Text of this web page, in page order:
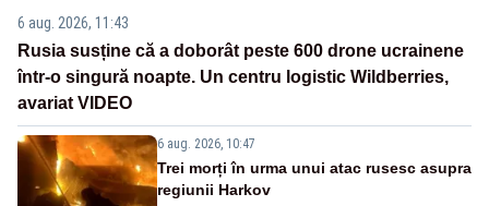
6 aug. 2026, 11:43
Rusia susține că a doborât peste 600 drone ucrainene
într-o singură noapte. Un centru logistic Wildberries,
avariat VIDEO
6 aug. 2026, 10:47
Trei morți în urma unui atac rusesc asupra
regiunii Harkov